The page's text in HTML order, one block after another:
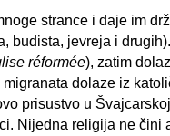
strance i daje im
budista, jevreja i
réformée), zatim
dolaze iz
prisustvo u
Nijedna religija ne čini